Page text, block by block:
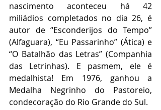
nascimento aconteceu há 42
miliádios completados no dia 26, é
autor de “Esconderijos do Tempo”
(Alfaguara), “Eu Passarinho” (Ática) e
“O Batalhão das Letras” (Companhia
das Letrinhas). E pasmem, ele é
medalhista! Em 1976, ganhou a
Medalha Negrinho do Pastoreio,
condecoração do Rio Grande do Sul.